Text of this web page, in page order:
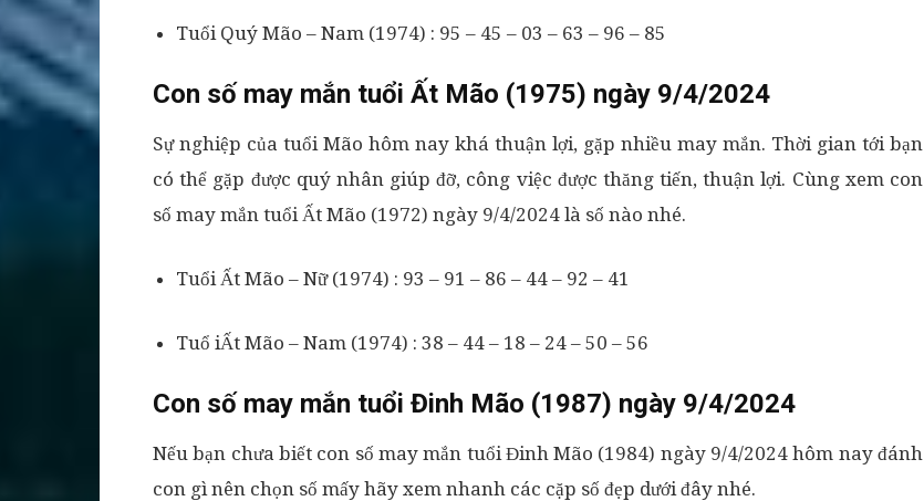
Tuổi Quý Mão – Nam (1974) : 95 – 45 – 03 – 63 – 96 – 85
Con số may mắn tuổi Ất Mão (1975) ngày 9/4/2024
Sự nghiệp của tuổi Mão hôm nay khá thuận lợi, gặp nhiều may mắn. Thời gian tới bạn
có thể gặp được quý nhân giúp đỡ, công việc được thăng tiến, thuận lợi. Cùng xem con
số may mắn tuổi Ất Mão (1972) ngày 9/4/2024 là số nào nhé.
Tuổi Ất Mão – Nữ (1974) : 93 – 91 – 86 – 44 – 92 – 41
Tuổ iẤt Mão – Nam (1974) : 38 – 44 – 18 – 24 – 50 – 56
Con số may mắn tuổi Đinh Mão (1987) ngày 9/4/2024
Nếu bạn chưa biết con số may mắn tuổi Đinh Mão (1984) ngày 9/4/2024 hôm nay đánh
con gì nên chọn số mấy hãy xem nhanh các cặp số đẹp dưới đây nhé.